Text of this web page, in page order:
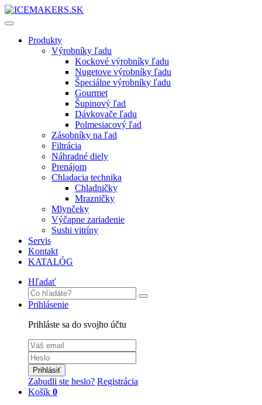
Produkty
Výrobníky ľadu
Kockové výrobníky ľadu
Nugetove výrobníky ľadu
Špeciálne výrobníky ľadu
Gourmet
Šupinový ľad
Dávkovače ľadu
Polmesiacový ľad
Zásobníky na ľad
Filtrácia
Náhradné diely
Prenájom
Chladacia technika
Chladničky
Mrazničky
Mlynčeky
Výčapne zariadenie
Sushi vitríny
Servis
Kontakt
KATALÓG
Hľadať
Prihlásenie
Prihláste sa do svojho účtu
Prihlásiť
Zabudli ste heslo? Registrácia
Košík 0